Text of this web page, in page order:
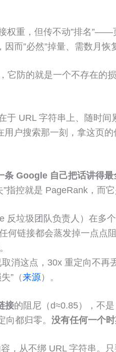
权重，但传不动”排名
而”必然”掉量、需数月恢
防的就是一个不存在的损
于 URL 字符串上、随时
户搜索那一刻，拿这页
Google 自己把话讲得最
指控就是 PageRank，而
反垃圾团队负责人）在
何链接都会蒸发掉一点点
取消这点，30x 重定向不
”（来源）。
接的阻尼（d≈0.85），不
都归零。 没有任何一个
，从不绑 URL 字符串。